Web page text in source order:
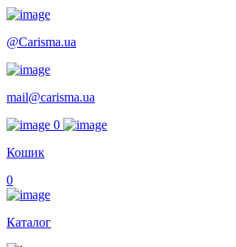
@Carisma.ua
mail@carisma.ua
0
Кошик
0
Каталог